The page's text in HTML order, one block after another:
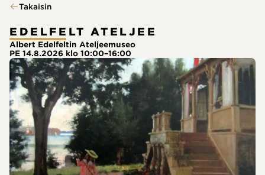
Takaisin
EDELFELT ATELJEE
Albert Edelfeltin Ateljeemuseo
PE 14.8.2026 klo 10:00–16:00